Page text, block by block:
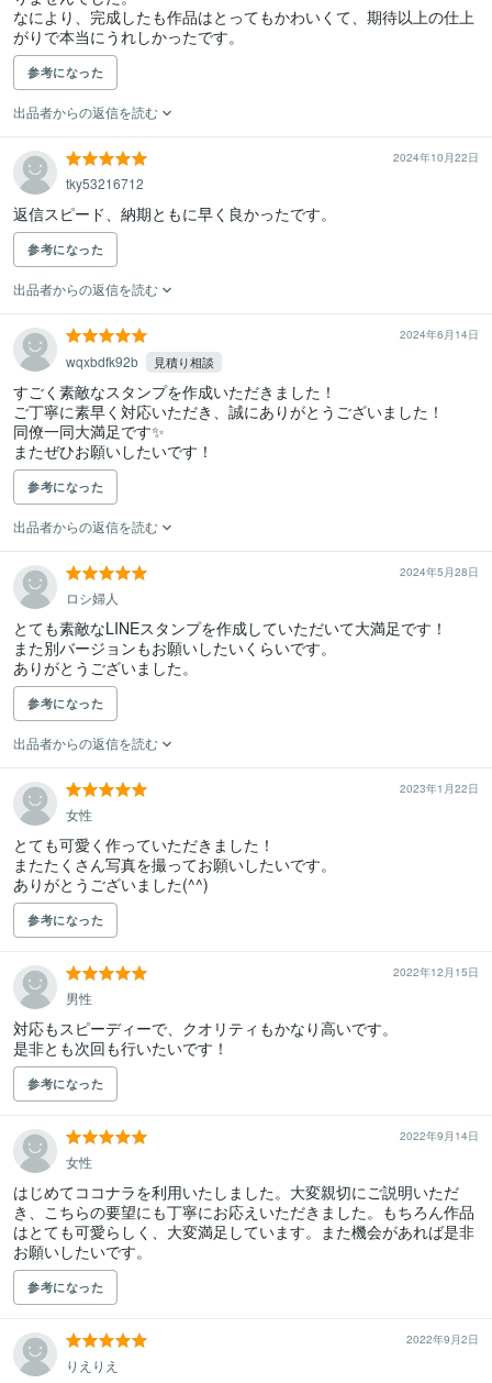
なにより、完成したも作品はとってもかわいくて、期待以上の仕上
がりで本当にうれしかったです。
参考になった
出品者からの返信を読む
2024年10月22日
tky53216712
返信スピード、納期ともに早く良かったです。
参考になった
出品者からの返信を読む
2024年6月14日
wqxbdfk92b 見積り相談
すごく素敵なスタンプを作成いただきました！
ご丁寧に素早く対応いただき、誠にありがとうございました！
同僚一同大満足です✨
またぜひお願いしたいです！
参考になった
出品者からの返信を読む
2024年5月28日
ロシ婦人
とても素敵なLINEスタンプを作成していただいて大満足です！
また別バージョンもお願いしたいくらいです。
ありがとうございました。
参考になった
出品者からの返信を読む
2023年1月22日
女性
とても可愛く作っていただきました！
またたくさん写真を撮ってお願いしたいです。
ありがとうございました(^^)
参考になった
2022年12月15日
男性
対応もスピーディーで、クオリティもかなり高いです。
是非とも次回も行いたいです！
参考になった
2022年9月14日
女性
はじめてココナラを利用いたしました。大変親切にご説明いただ
き、こちらの要望にも丁寧にお応えいただきました。もちろん作品
はとても可愛らしく、大変満足しています。また機会があれば是非
お願いしたいです。
参考になった
2022年9月2日
りえりえ